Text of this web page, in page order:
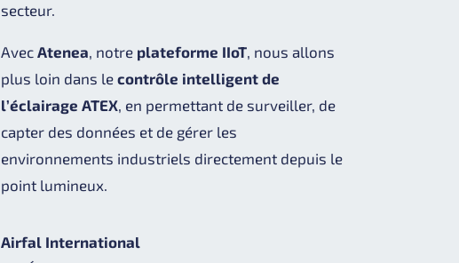
secteur.
Avec Atenea, notre plateforme IIoT, nous allons
plus loin dans le contrôle intelligent de
l’éclairage ATEX, en permettant de surveiller, de
capter des données et de gérer les
environnements industriels directement depuis le
point lumineux.
Airfal International